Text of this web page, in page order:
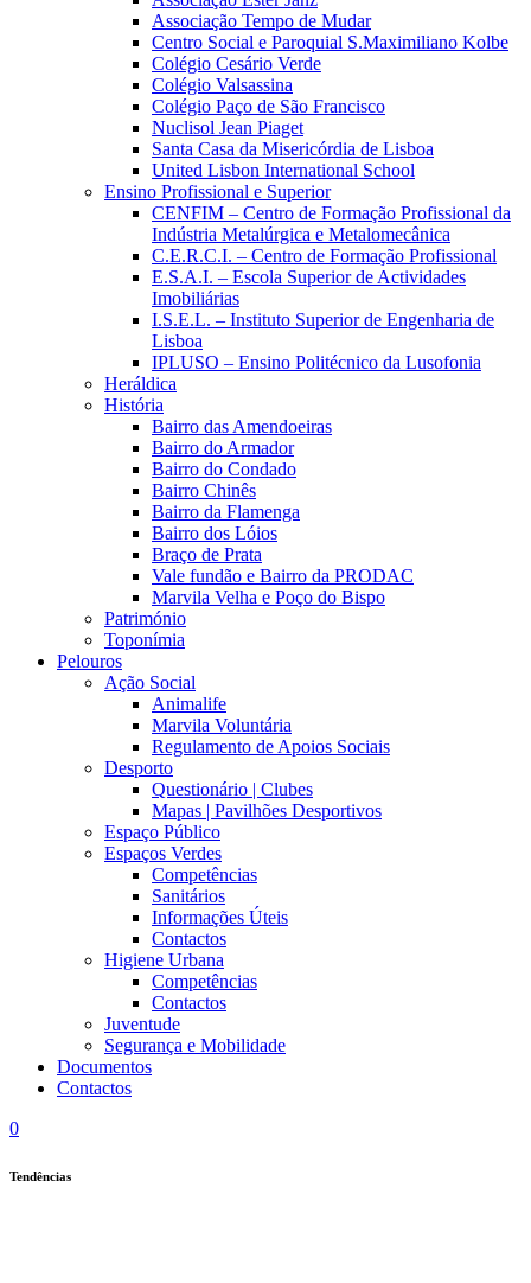
Associação Tempo de Mudar
Centro Social e Paroquial S.Maximiliano Kolbe
Colégio Cesário Verde
Colégio Valsassina
Colégio Paço de São Francisco
Nuclisol Jean Piaget
Santa Casa da Misericórdia de Lisboa
United Lisbon International School
Ensino Profissional e Superior
CENFIM – Centro de Formação Profissional da
Indústria Metalúrgica e Metalomecânica
C.E.R.C.I. – Centro de Formação Profissional
E.S.A.I. – Escola Superior de Actividades
Imobiliárias
I.S.E.L. – Instituto Superior de Engenharia de
Lisboa
IPLUSO – Ensino Politécnico da Lusofonia
Heráldica
História
Bairro das Amendoeiras
Bairro do Armador
Bairro do Condado
Bairro Chinês
Bairro da Flamenga
Bairro dos Lóios
Braço de Prata
Vale fundão e Bairro da PRODAC
Marvila Velha e Poço do Bispo
Património
Toponímia
Pelouros
Ação Social
Animalife
Marvila Voluntária
Regulamento de Apoios Sociais
Desporto
Questionário | Clubes
Mapas | Pavilhões Desportivos
Espaço Público
Espaços Verdes
Competências
Sanitários
Informações Úteis
Contactos
Higiene Urbana
Competências
Contactos
Juventude
Segurança e Mobilidade
Documentos
Contactos
0
Tendências